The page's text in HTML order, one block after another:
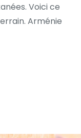
Voici ce
Arménie